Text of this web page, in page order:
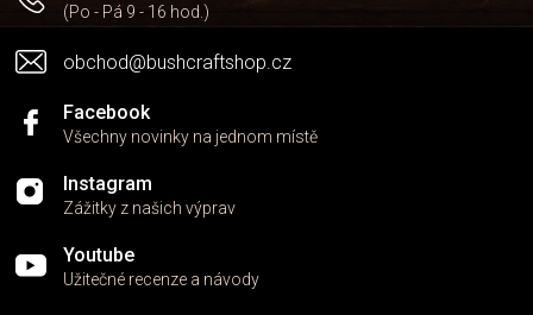
(Po - Pá 9 - 16 hod.)
obchod@bushcraftshop.cz
Facebook
Všechny novinky na jednom místě
Instagram
Zážitky z našich výprav
Youtube
Užitečné recenze a návody